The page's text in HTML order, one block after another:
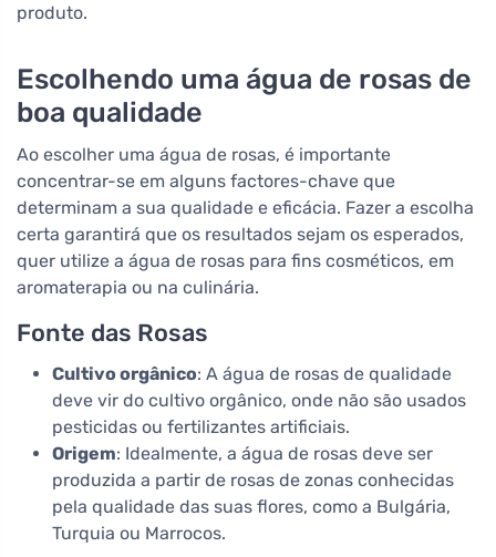
produto.
Escolhendo uma água de rosas de
boa qualidade
Ao escolher uma água de rosas, é importante
concentrar-se em alguns factores-chave que
determinam a sua qualidade e eficácia. Fazer a escolha
certa garantirá que os resultados sejam os esperados,
quer utilize a água de rosas para fins cosméticos, em
aromaterapia ou na culinária.
Fonte das Rosas
Cultivo orgânico: A água de rosas de qualidade
deve vir do cultivo orgânico, onde não são usados
pesticidas ou fertilizantes artificiais.
Origem: Idealmente, a água de rosas deve ser
produzida a partir de rosas de zonas conhecidas
pela qualidade das suas flores, como a Bulgária,
Turquia ou Marrocos.